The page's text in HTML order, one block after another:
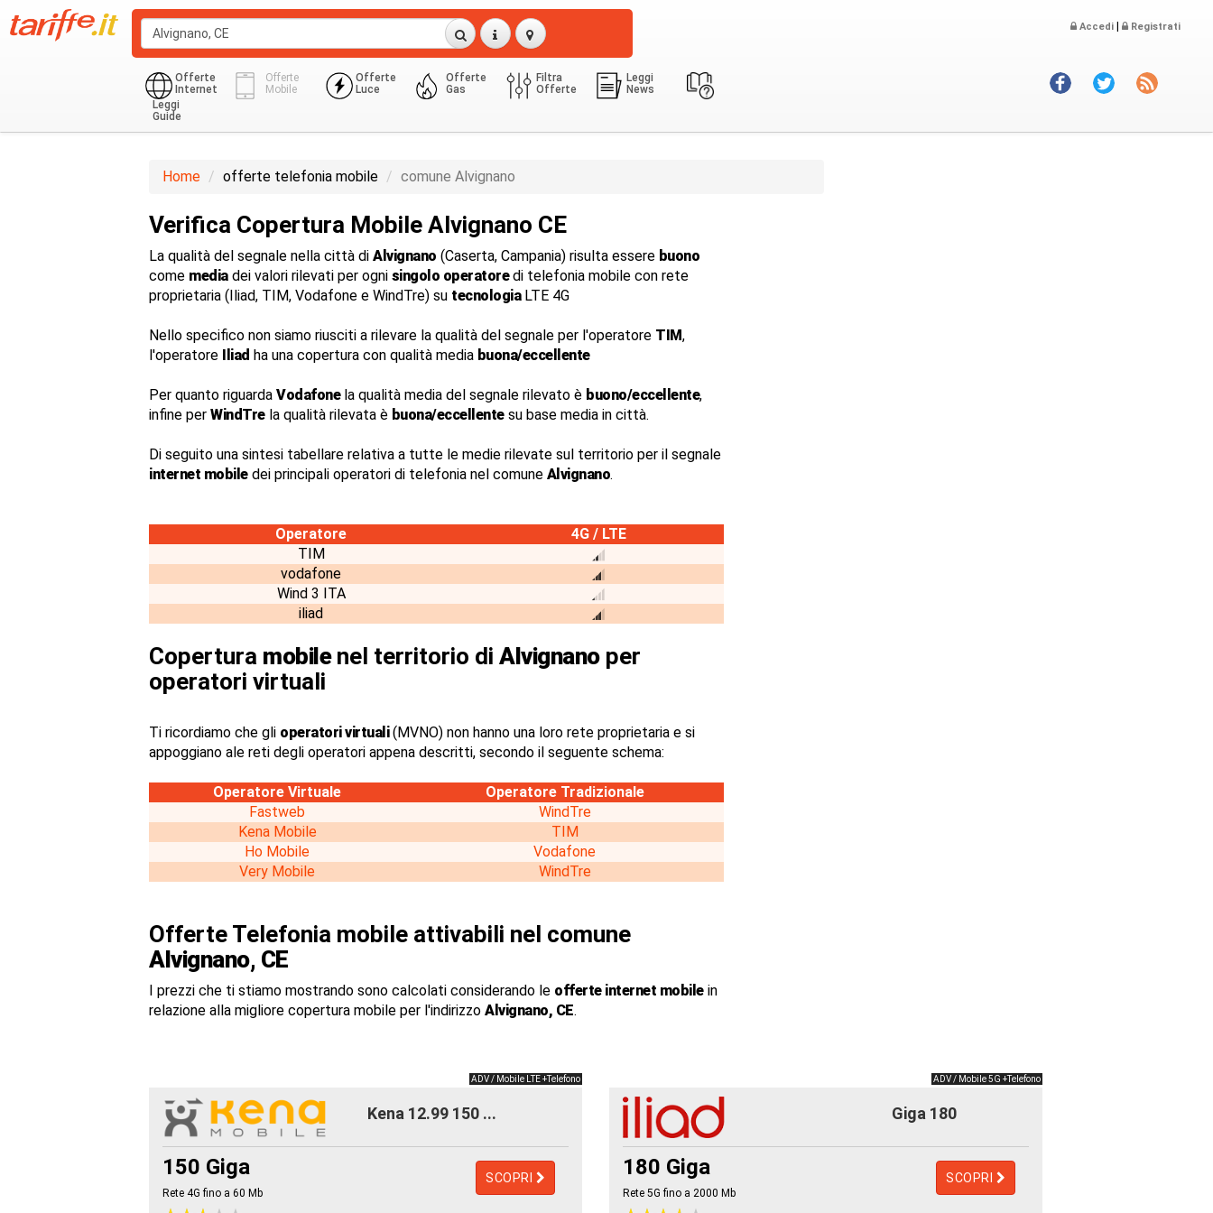
Accedi | Registrati
Offerte
Internet
Offerte
Mobile
Offerte
Luce
Offerte
Gas
Filtra
Offerte
Leggi
News
Leggi
Guide
Home offerte telefonia mobile comune Alvignano
Verifica Copertura Mobile Alvignano CE
La qualità del segnale nella città di Alvignano (Caserta, Campania) risulta essere buono
come mediadei valori rilevati per ogni singolo operatoredi telefonia mobile con rete
proprietaria (Iliad, TIM, Vodafone e WindTre) su tecnologiaLTE 4G
Nello specifico non siamo riusciti a rilevare la qualità del segnale per l'operatore TIM,
l'operatore Iliad ha una copertura con qualità media buona/eccellente
Per quanto riguarda Vodafonela qualità media del segnale rilevato è buono/eccellente,
infine per WindTrela qualità rilevata è buona/eccellentesu base media in città.
Di seguito una sintesi tabellare relativa a tutte le medie rilevate sul territorio per il segnale
internet mobiledei principali operatori di telefonia nel comune Alvignano.
Operatore
4G / LTE
TIM
vodafone
Wind 3 ITA
iliad
Copertura mobilenel territorio di Alvignanoper
operatori virtuali
Ti ricordiamo che gli operatori virtuali(MVNO) non hanno una loro rete proprietaria e si
appoggiano ale reti degli operatori appena descritti, secondo il seguente schema:
Operatore Virtuale
Operatore Tradizionale
Fastweb
WindTre
Kena Mobile
TIM
Ho Mobile
Vodafone
Very Mobile
WindTre
Offerte Telefonia mobile attivabili nel comune
Alvignano, CE
I prezzi che ti stiamo mostrando sono calcolati considerando le offerte internet mobilein
relazione alla migliore copertura mobile per l'indirizzo Alvignano, CE.
ADV / Mobile LTE +Telefono
Kena 12.99 150 ...
150 Giga
Rete 4G fino a 60 Mb
SCOPRI
ADV / Mobile 5G +Telefono
Giga 180
180 Giga
Rete 5G fino a 2000 Mb
SCOPRI